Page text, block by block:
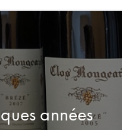
années